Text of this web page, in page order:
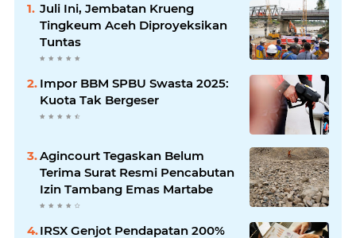
Juli Ini, Jembatan Krueng
Tingkeum Aceh Diproyeksikan
Tuntas
Impor BBM SPBU Swasta 2025:
Kuota Tak Bergeser
Agincourt Tegaskan Belum
Terima Surat Resmi Pencabutan
Izin Tambang Emas Martabe
IRSX Genjot Pendapatan 200%